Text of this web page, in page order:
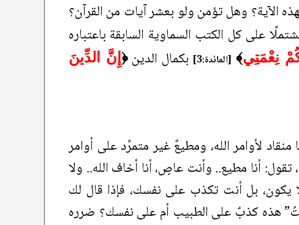
الآية؟ وهل تؤمن ولو بعشر آيات من القرآن؟
على كل الكتب السماوية السابقة باعتباره
نِعْمَتِي﴾ [المائدة:3] بكمال الدين﴿ إِنَّ الدِّينَ
منقاد لأوامر الله، ومطيعٌ غير متمرِّد على أوامر
تقول: أنا مطيع.. وأنت عاصٍ، أنا أخاف الله.. ولا
يكون، بل أنت تكذب على نفسك، فإذا قال لك
هذه كذبٌ على الطبيب أم على نفسك؟ ضرره